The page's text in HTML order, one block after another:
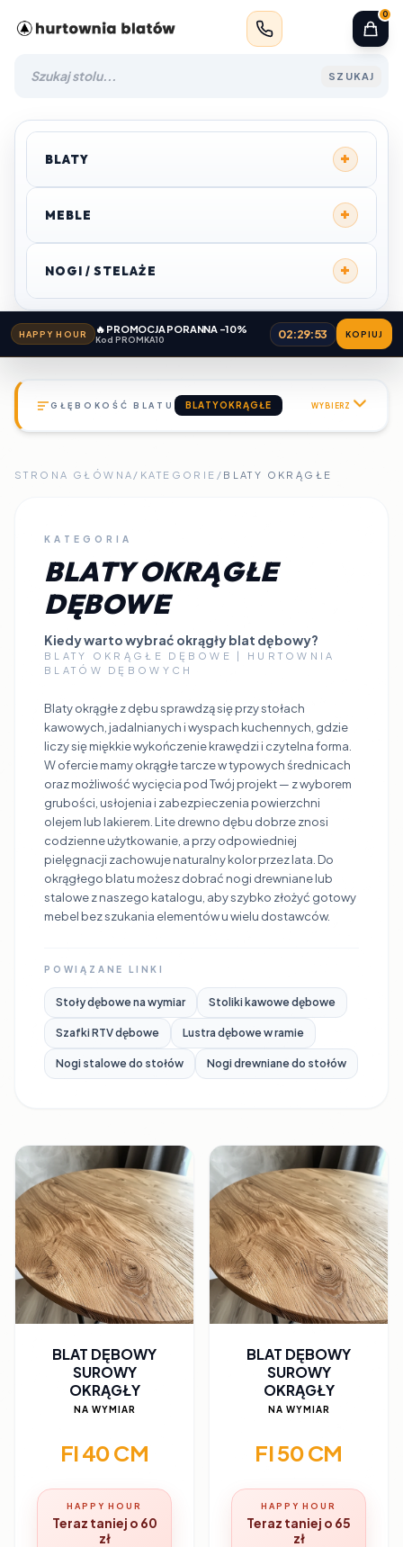
SZUKAJ
0
BLATY +
MEBLE +
NOGI / STELAŻE +
HAPPY HOUR 🔥 PROMOCJA PORANNA -10%
Kod PROMKA10 02:29:52 KOPIUJ
GŁĘBOKOŚĆ BLATU BLATYOKRĄGŁE WYBIERZ
STRONA GŁÓWNA / KATEGORIE / BLATY OKRĄGŁE
KATEGORIA
BLATY OKRĄGŁE
DĘBOWE
Kiedy warto wybrać okrągły blat dębowy?
BLATY OKRĄGŁE DĘBOWE | HURTOWNIA
BLATÓW DĘBOWYCH
Blaty okrągłe z dębu sprawdzą się przy stołach
kawowych, jadalnianych i wyspach kuchennych, gdzie
liczy się miękkie wykończenie krawędzi i czytelna forma.
W ofercie mamy okrągłe tarcze w typowych średnicach
oraz możliwość wycięcia pod Twój projekt — z wyborem
grubości, usłojenia i zabezpieczenia powierzchni
olejem lub lakierem. Lite drewno dębu dobrze znosi
codzienne użytkowanie, a przy odpowiedniej
pielęgnacji zachowuje naturalny kolor przez lata. Do
okrągłego blatu możesz dobrać nogi drewniane lub
stalowe z naszego katalogu, aby szybko złożyć gotowy
mebel bez szukania elementów u wielu dostawców.
POWIĄZANE LINKI
Stoły dębowe na wymiar Stoliki kawowe dębowe
Szafki RTV dębowe Lustra dębowe w ramie
Nogi stalowe do stołów Nogi drewniane do stołów
BLAT DĘBOWY
SUROWY
OKRĄGŁY
NA WYMIAR
FI 40 CM
HAPPY HOUR
Teraz taniej o 60
zł
BLAT DĘBOWY
SUROWY
OKRĄGŁY
NA WYMIAR
FI 50 CM
HAPPY HOUR
Teraz taniej o 65
zł